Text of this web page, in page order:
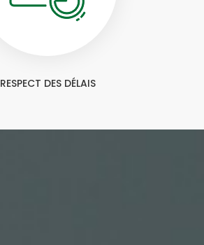
RESPECT DES DÉLAIS